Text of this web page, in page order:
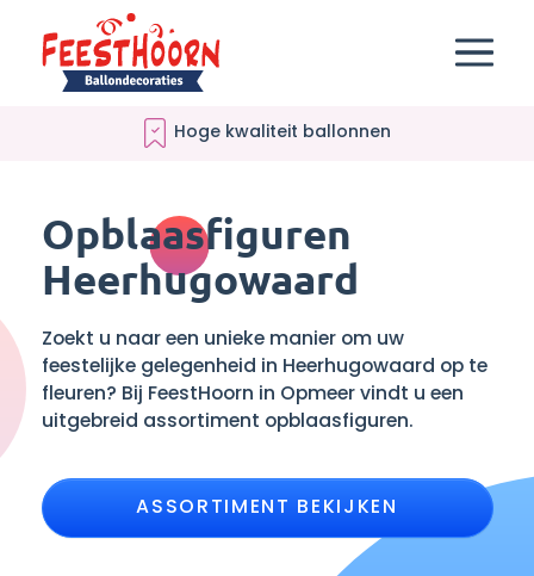
Verantwoord ballonnenleverancier
Opblaasfiguren
Heerhugowaard
Zoekt u naar een unieke manier om uw
feestelijke gelegenheid in Heerhugowaard op te
fleuren? Bij FeestHoorn in Opmeer vindt u een
uitgebreid assortiment opblaasfiguren.
ASSORTIMENT BEKIJKEN